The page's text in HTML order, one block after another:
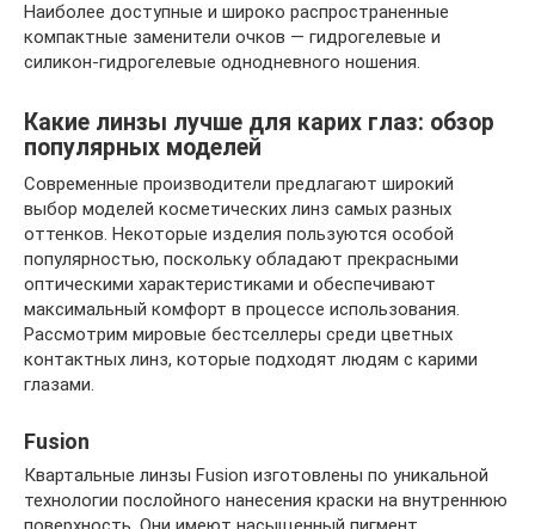
Наиболее доступные и широко распространенные
компактные заменители очков — гидрогелевые и
силикон-гидрогелевые однодневного ношения.
Какие линзы лучше для карих глаз: обзор
популярных моделей
Современные производители предлагают широкий
выбор моделей косметических линз самых разных
оттенков. Некоторые изделия пользуются особой
популярностью, поскольку обладают прекрасными
оптическими характеристиками и обеспечивают
максимальный комфорт в процессе использования.
Рассмотрим мировые бестселлеры среди цветных
контактных линз, которые подходят людям с карими
глазами.
Fusion
Квартальные линзы Fusion изготовлены по уникальной
технологии послойного нанесения краски на внутреннюю